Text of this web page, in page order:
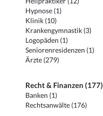
Hypnose (1)
Klinik (10)
Krankengymnastik (3)
Logopäden (1)
Seniorenresidenzen (1)
Ärzte (279)
Recht & Finanzen (177)
Banken (1)
Rechtsanwälte (176)